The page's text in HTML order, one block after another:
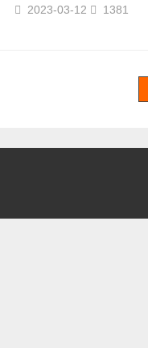
2023-03-12 1381